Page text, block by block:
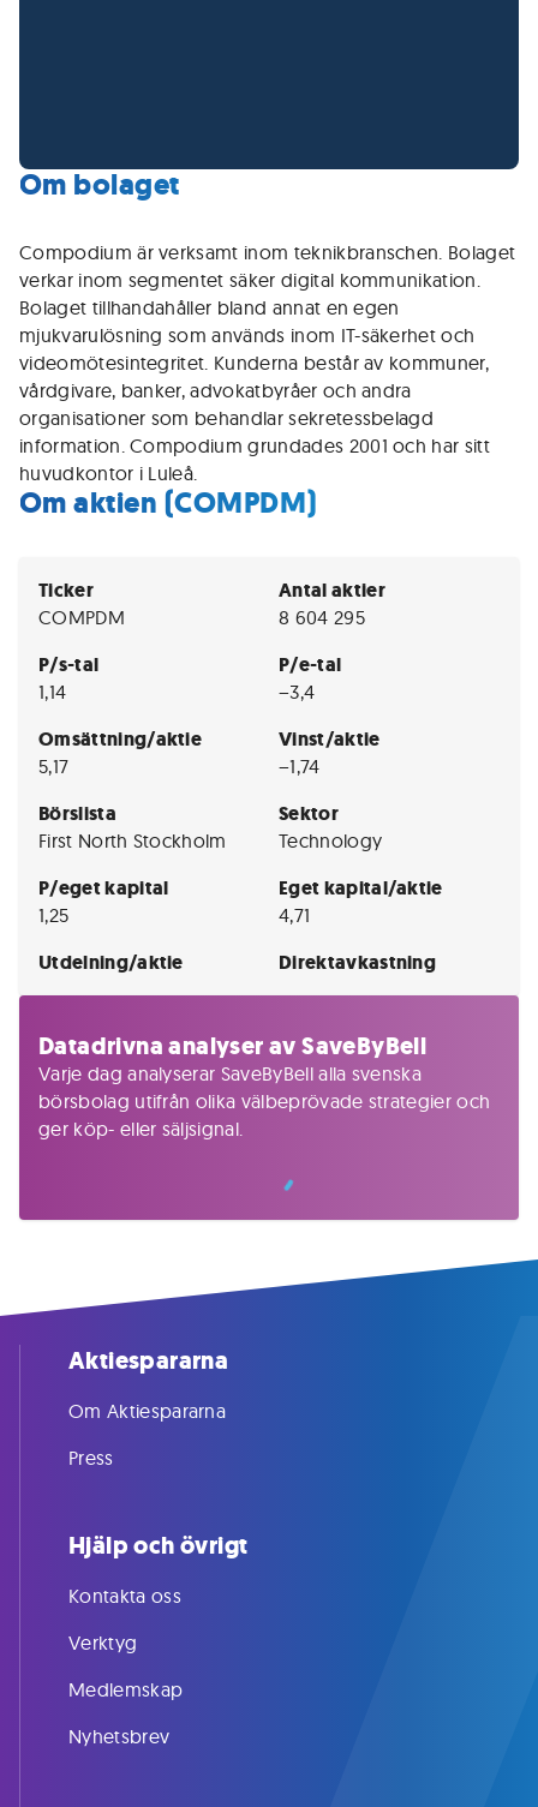
Om bolaget
Compodium är verksamt inom teknikbranschen. Bolaget
verkar inom segmentet säker digital kommunikation.
Bolaget tillhandahåller bland annat en egen
mjukvarulösning som används inom IT-säkerhet och
videomötesintegritet. Kunderna består av kommuner,
vårdgivare, banker, advokatbyråer och andra
organisationer som behandlar sekretessbelagd
information. Compodium grundades 2001 och har sitt
huvudkontor i Luleå.
Om aktien (COMPDM)
Ticker
COMPDM
Antal aktier
8 604 295
P/s-tal
1,14
P/e-tal
−3,4
Omsättning/aktie
5,17
Vinst/aktie
−1,74
Börslista
First North Stockholm
Sektor
Technology
P/eget kapital
1,25
Eget kapital/aktie
4,71
Utdelning/aktie Direktavkastning
Datadrivna analyser av SaveByBell
Varje dag analyserar SaveByBell alla svenska
börsbolag utifrån olika välbeprövade strategier och
ger köp- eller säljsignal.
Aktiespararna
Om Aktiespararna
Press
Hjälp och övrigt
Kontakta oss
Verktyg
Medlemskap
Nyhetsbrev